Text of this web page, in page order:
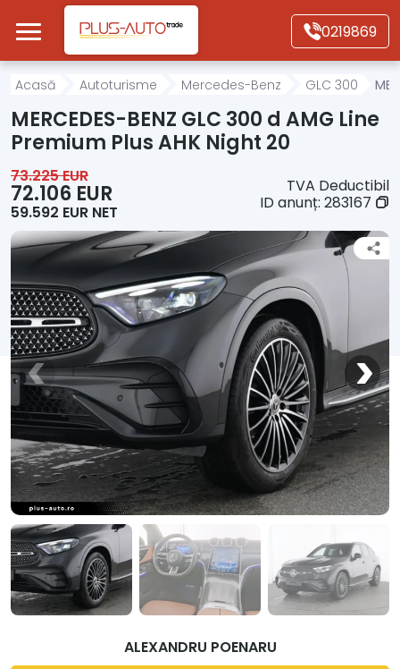
Mergi direct la conținutul principal
0219869
Acasă
Autoturisme
Motociclete
Autoutilitare
Alte tipuri vehicule
Despre Noi
Contact
Acasă Autoturisme Mercedes-Benz GLC 300
MERCEDES-BENZ GLC 300 d AMG Line
Premium Plus AHK Night 20
73.225 EUR
72.106 EUR
59.592 EUR NET
TVA Deductibil
ID anunț: 283167
ALEXANDRU POENARU